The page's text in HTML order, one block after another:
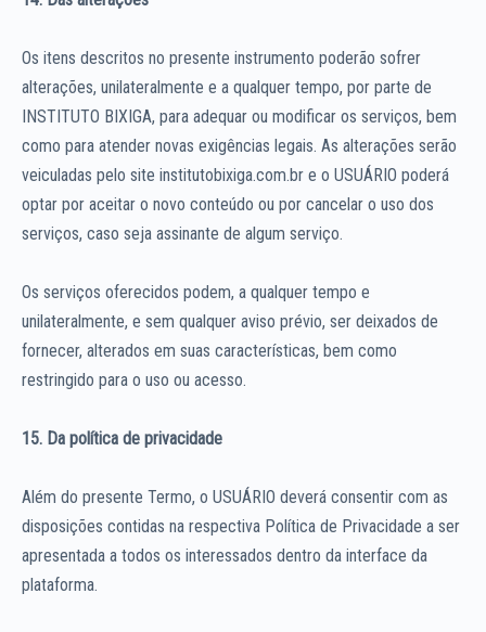
Os itens descritos no presente instrumento poderão sofrer
alterações, unilateralmente e a qualquer tempo, por parte de
INSTITUTO BIXIGA, para adequar ou modificar os serviços, bem
como para atender novas exigências legais. As alterações serão
veiculadas pelo site institutobixiga.com.br e o USUÁRIO poderá
optar por aceitar o novo conteúdo ou por cancelar o uso dos
serviços, caso seja assinante de algum serviço.
Os serviços oferecidos podem, a qualquer tempo e
unilateralmente, e sem qualquer aviso prévio, ser deixados de
fornecer, alterados em suas características, bem como
restringido para o uso ou acesso.
15. Da política de privacidade
Além do presente Termo, o USUÁRIO deverá consentir com as
disposições contidas na respectiva Política de Privacidade a ser
apresentada a todos os interessados dentro da interface da
plataforma.